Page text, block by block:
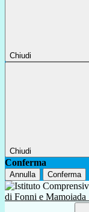
Chiudi
Chiudi
Conferma
Annulla Conferma
di Fonni e Mamoiada